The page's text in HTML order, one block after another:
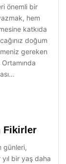
önemli bir
hem
katkıda
doğum
gereken
Fikirler
günleri,
bir yaş daha